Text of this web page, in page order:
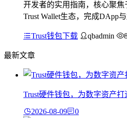
开发者的实用指南，核心聚
Trust Wallet生态，完成DApp
Trust钱包下载 qbadmin
最新文章
Trust硬件钱包，为数字资产
2026-08-09 0